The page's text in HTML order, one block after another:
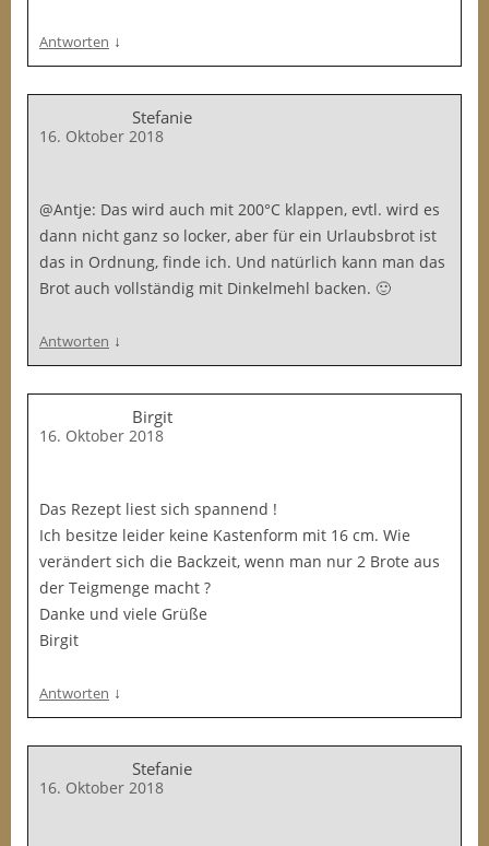
Antworten ↓
Stefanie
16. Oktober 2018
@Antje: Das wird auch mit 200°C klappen, evtl. wird es
dann nicht ganz so locker, aber für ein Urlaubsbrot ist
das in Ordnung, finde ich. Und natürlich kann man das
Brot auch vollständig mit Dinkelmehl backen. 🙂
Antworten ↓
Birgit
16. Oktober 2018
Das Rezept liest sich spannend !
Ich besitze leider keine Kastenform mit 16 cm. Wie
verändert sich die Backzeit, wenn man nur 2 Brote aus
der Teigmenge macht ?
Danke und viele Grüße
Birgit
Antworten ↓
Stefanie
16. Oktober 2018